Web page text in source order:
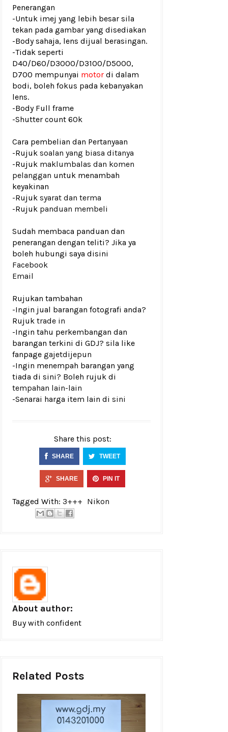
Penerangan
-Untuk imej yang lebih besar sila
tekan pada gambar yang disediakan
-Body sahaja, lens dijual berasingan.
-Tidak seperti
D40/D60/D3000/D3100/D5000,
D700 mempunyai motor di dalam
bodi, boleh fokus pada kebanyakan
lens.
-Body Full frame
-Shutter count 60k
Cara pembelian dan Pertanyaan
-Rujuk soalan yang biasa ditanya
-Rujuk maklumbalas dan komen
pelanggan untuk menambah
keyakinan
-Rujuk syarat dan terma
-Rujuk panduan membeli
Sudah membaca panduan dan
penerangan dengan teliti? Jika ya
boleh hubungi saya disini
Facebook
Email
Rujukan tambahan
-Ingin jual barangan fotografi anda?
Rujuk trade in
-Ingin tahu perkembangan dan
barangan terkini di GDJ? sila like
fanpage gajetdijepun
-Ingin menempah barangan yang
tiada di sini? Boleh rujuk di
tempahan lain-lain
-Senarai harga item lain di sini
Share this post:
SHARE TWEET
SHARE PIN IT
Tagged With: 3+++ Nikon
About author:
Buy with confident
Related Posts